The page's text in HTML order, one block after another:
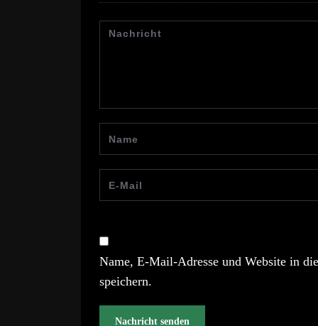
Name, E-Mail-Adresse und Website in
speichern.